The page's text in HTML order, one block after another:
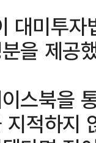
대미투
을 제공
스북을
적하지